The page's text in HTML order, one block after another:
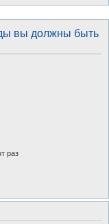
вы должны быть
раз